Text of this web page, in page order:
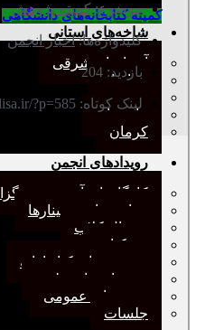
کمیته کتابخانه‌های دانشگاهی
شاخه‌های استانی
آذربایجان شرقی
خراسان
جنوب
مازندران
کرمان
رویدادهای انجمن
کارگاههای آموزشی
همایش‌ها و سمینارها
ژورنال کلاب
نقد کتاب
دورهمی‌های کتابدارانه
سخنرانی‌های علمی
مجمع‌های عمومی
جلسات
موضوع:کمیته پژوهش
کلیدواژه‌ها:اخبار انجمن
بازدید: 204
لینک کوتاه: https://ilisa.ir/?p=585